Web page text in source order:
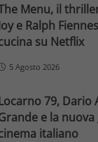
Menu, il
e Ralph
su Netflix
5 Agosto 2026
79, Dario
e la
italiano